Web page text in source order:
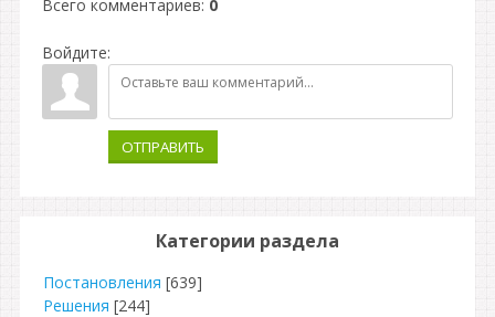
Всего комментариев: 0
Войдите:
ОТПРАВИТЬ
Категории раздела
Постановления [639]
Решения [244]